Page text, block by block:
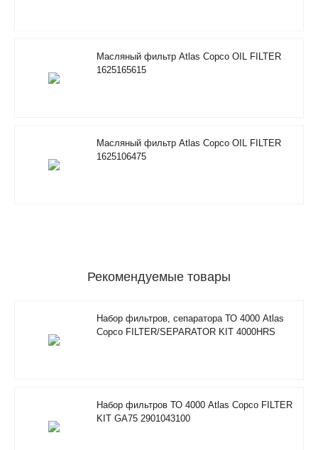
Масляный фильтр Atlas Copco OIL FILTER
1625165615
Масляный фильтр Atlas Copco OIL FILTER
1625106475
Рекомендуемые товары
Набор фильтров, сепаратора ТО 4000 Atlas
Copco FILTER/SEPARATOR KIT 4000HRS
Набор фильтров ТО 4000 Atlas Copco FILTER
KIT GA75 2901043100